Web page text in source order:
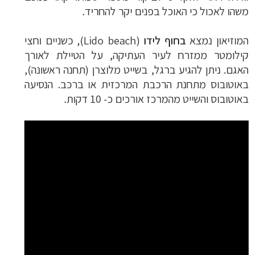
משהו לאכול כי האוכל בפנים יקר להחריד.
המוזיאון נמצאבחוף לידו (
Lido beach), כשניים וחצי
קילומטר ממזרח לעיר העתיקה, על הטיילת לאורך
האגם. ניתן להגיע ברגל, בשייט מלוצרן (תחנה ראשונה),
באוטובוס מתחנת הרכבת המרכזית או ברכב. הנסיעה
באוטובוס והשייט מהמרכז אורכים כ- 10 דקות.